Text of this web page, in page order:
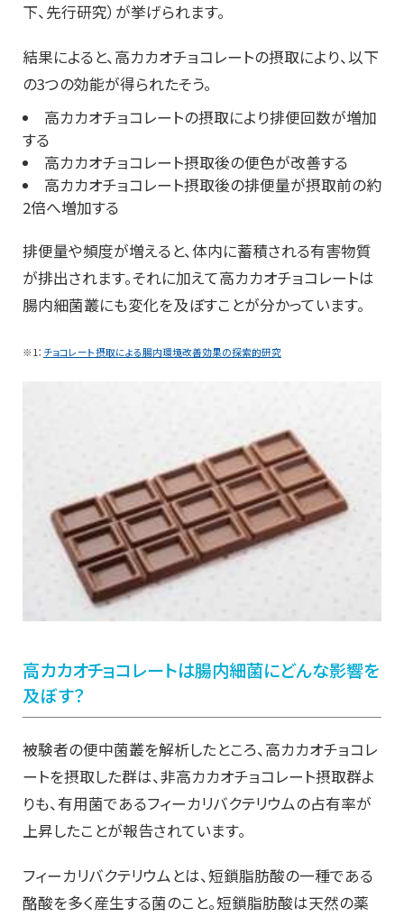
下、先行研究）が挙げられます。
結果によると、高カカオチョコレートの摂取により、以下
の3つの効能が得られたそう。
高カカオチョコレートの摂取により排便回数が増加
する
高カカオチョコレート摂取後の便色が改善する
高カカオチョコレート摂取後の排便量が摂取前の約
2倍へ増加する
排便量や頻度が増えると、体内に蓄積される有害物質
が排出されます。それに加えて高カカオチョコレートは
腸内細菌叢にも変化を及ぼすことが分かっています。
※1： チョコレート摂取による腸内環境改善効果の探索的研究
高カカオチョコレートは腸内細菌にどんな影響を
及ぼす？
被験者の便中菌叢を解析したところ、高カカオチョコレ
ートを摂取した群は、非高カカオチョコレート摂取群よ
りも、有用菌であるフィーカリバクテリウムの占有率が
上昇したことが報告されています。
フィーカリバクテリウムとは、短鎖脂肪酸の一種である
酪酸を多く産生する菌のこと。短鎖脂肪酸は天然の薬